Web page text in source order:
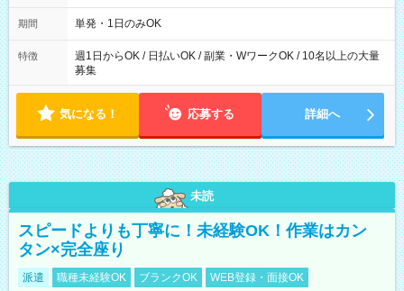
～21：00
期間 単発・1日のみOK
特徴
週1日からOK / 日払いOK / 副業・WワークOK / 10名以上の大量
募集
気になる！ 応募する 詳細へ
未読
スピードよりも丁寧に！未経験OK！作業はカン
タン×完全座り
派遣 職種未経験OK ブランクOK WEB登録・面接OK